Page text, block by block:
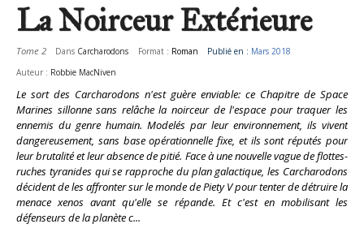
La Noirceur Extérieure
Tome 2 Dans Carcharodons Format : Roman Publié en : Mars 2018
Auteur : Robbie MacNiven
Le sort des Carcharodons n'est guère enviable: ce Chapitre de Space
Marines sillonne sans relâche la noirceur de l'espace pour traquer les
ennemis du genre humain. Modelés par leur environnement, ils vivent
dangereusement, sans base opérationnelle fixe, et ils sont réputés pour
leur brutalité et leur absence de pitié. Face à une nouvelle vague de flottes-
ruches tyranides qui se rapproche du plan galactique, les Carcharodons
décident de les affronter sur le monde de Piety V pour tenter de détruire la
menace xenos avant qu'elle se répande. Et c'est en mobilisant les
défenseurs de la planète c...